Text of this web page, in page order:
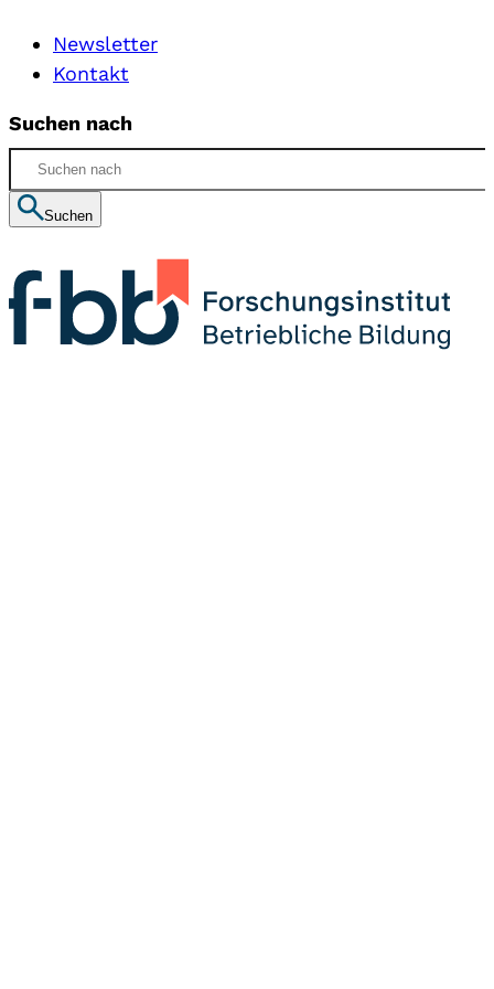
Newsletter
Kontakt
Suchen nach
Suchen